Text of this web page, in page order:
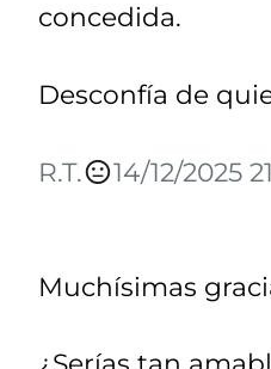
concedida.
Desconfía de
R.T. 14/12/2025
Muchísimas